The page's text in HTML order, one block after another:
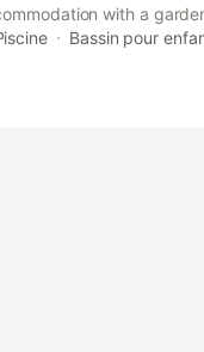
with a
With pool with a
rooms with free
Bassin pour